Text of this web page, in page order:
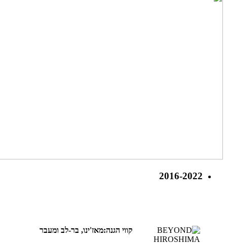
2016-2022
קווי הגנה:מאז'ינו, בר-לב ומעבר